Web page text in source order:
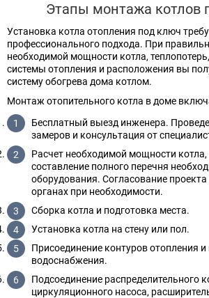
Этапы монтажа котлов
Установка котла отопления под ключ
профессионального подхода. При
необходимой мощности котла,
системы отопления и расположения вы
систему обогрева дома котлом.
Монтаж отопительного котла в доме
Бесплатный выезд инженера.
замеров и консультация от
Расчет необходимой мощности котла,
составление полного перечня
оборудования. Согласование
органах при необходимости.
Сборка котла и подготовка места.
Установка котла на стену или пол.
Присоединение контуров отопления и
водоснабжения.
Подсоединение распределительного
циркуляционного насоса,